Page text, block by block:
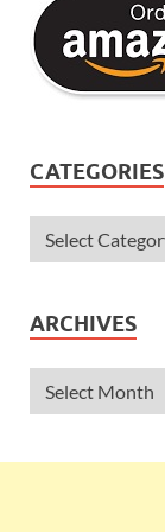
CATEGORIES
ARCHIVES